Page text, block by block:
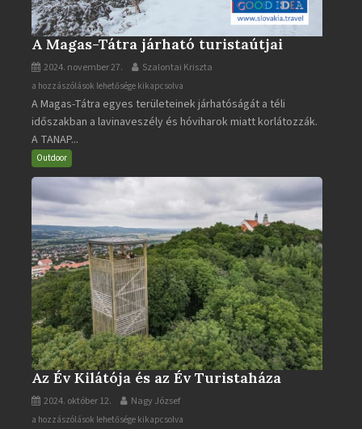
A Magas-Tátra járható turistaútjai
2024. november 27. Szalontai Kriszta
A
Magas-
Tátra
járható
turistaútjai
a hozzászólások lehetősége kikapcsolva
A Magas-Tátra egyes területeinek járhatóságát a téli
időszakban a lavinaveszély és hóviharok miatt korlátozzák.
A TANAP...
Outdoor
Az Év Kilátója és az Év Turistaháza
2024. október 12. Nagy József
Az
a hozzászólások lehetősége kikapcsolva